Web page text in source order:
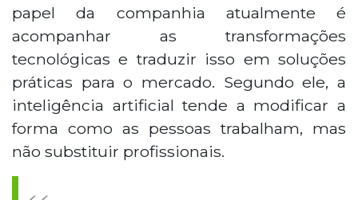
papel da companhia atualmente é
acompanhar as transformações
tecnológicas e traduzir isso em soluções
práticas para o mercado. Segundo ele, a
inteligência artificial tende a modificar a
forma como as pessoas trabalham, mas
não substituir profissionais.